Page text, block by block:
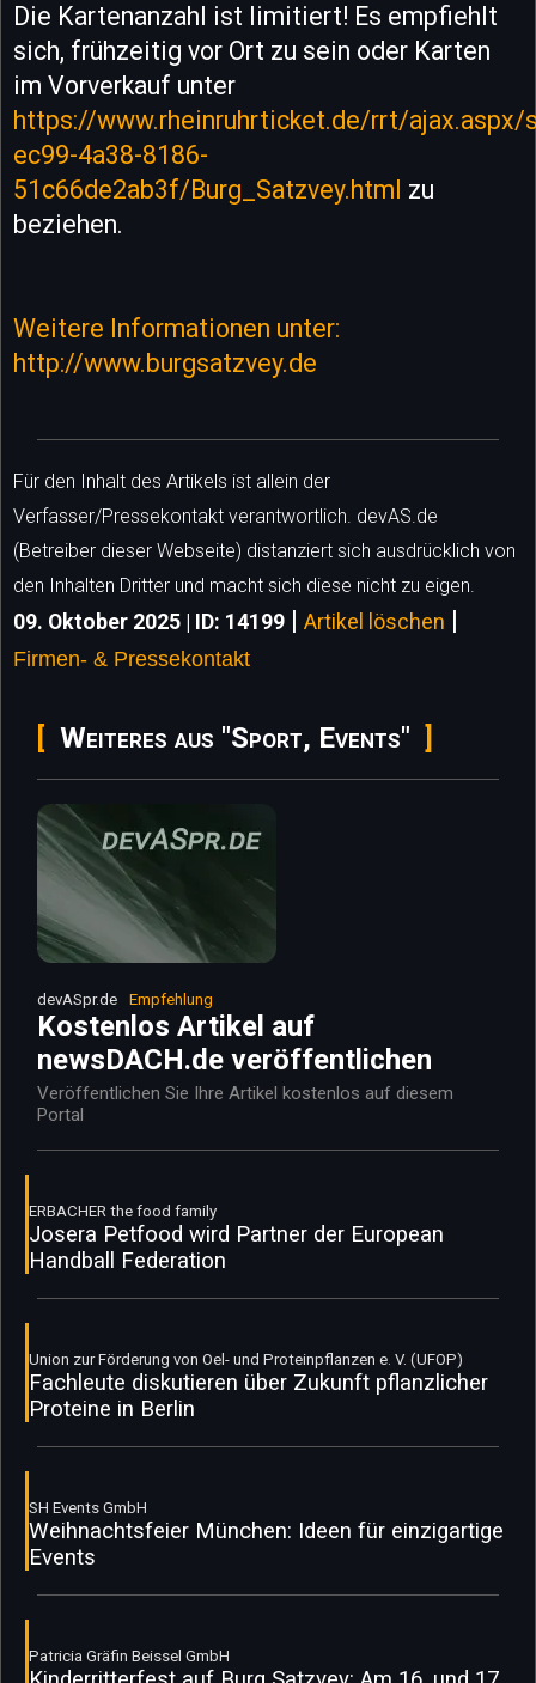
Die Kartenanzahl ist limitiert! Es empfiehlt
sich, frühzeitig vor Ort zu sein oder Karten
im Vorverkauf unter
https://www.rheinruhrticket.de/rrt/ajax.aspx/
ec99-4a38-8186-
51c66de2ab3f/Burg_Satzvey.html zu
beziehen.
Weitere Informationen unter:
http://www.burgsatzvey.de
Für den Inhalt des Artikels ist allein der
Verfasser/Pressekontakt verantwortlich. devAS.de
(Betreiber dieser Webseite) distanziert sich ausdrücklich von
den Inhalten Dritter und macht sich diese nicht zu eigen.
09. Oktober 2025 | ID: 14199 | Artikel löschen |
Firmen- & Pressekontakt
Weiteres aus "Sport, Events"
devASpr.de Empfehlung
Kostenlos Artikel auf
newsDACH.de veröffentlichen
Veröffentlichen Sie Ihre Artikel kostenlos auf diesem
Portal
ERBACHER the food family
Josera Petfood wird Partner der European
Handball Federation
Union zur Förderung von Oel- und Proteinpflanzen e. V. (UFOP)
Fachleute diskutieren über Zukunft pflanzlicher
Proteine in Berlin
SH Events GmbH
Weihnachtsfeier München: Ideen für einzigartige
Events
Patricia Gräfin Beissel GmbH